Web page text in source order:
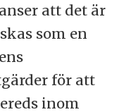
att det är
som en
för att
inom